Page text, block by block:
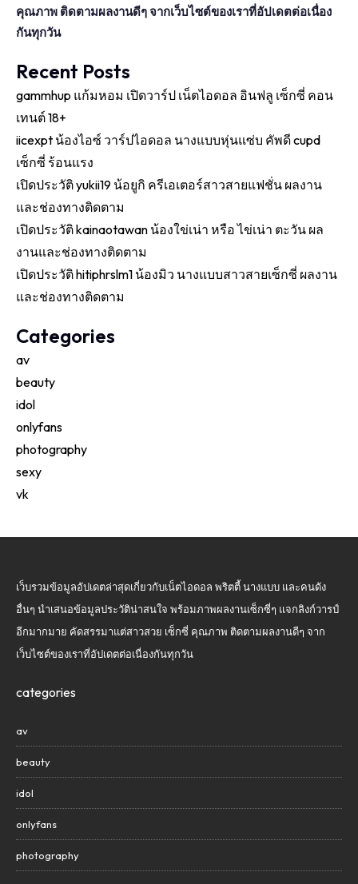
คุณภาพ ติดตามผลงานดีๆ จากเว็บไซต์ของเราที่อัปเดตต่อเนื่อง
กันทุกวัน
Recent Posts
gammhup แก้มหอม เปิดวาร์ป เน็ตไอดอล อินฟลู เซ็กซี่ คอน
เทนต์ 18+
iicexpt น้องไอซ์ วาร์ปไอดอล นางแบบหุ่นแซ่บ คัพดี cupd
เซ็กซี่ ร้อนแรง
เปิดประวัติ yukii19 น้อยูกิ ครีเอเตอร์สาวสายแฟชั่น ผลงาน
และช่องทางติดตาม
เปิดประวัติ kainaotawan น้องใข่เน่า หรือ ไข่เน่า ตะวัน ผล
งานและช่องทางติดตาม
เปิดประวัติ hitiphrslm1 น้องมิว นางแบบสาวสายเซ็กซี่ ผลงาน
และช่องทางติดตาม
Categories
av
beauty
idol
onlyfans
photography
sexy
vk
เว็บรวมข้อมูลอัปเดตล่าสุดเกี่ยวกับเน็ตไอดอล พริตตี้ นางแบบ และคนดัง
อื่นๆ นำเสนอข้อมูลประวัติน่าสนใจ พร้อมภาพผลงานเซ็กซี่ๆ แจกลิงก์วารป์
อีกมากมาย คัดสรรมาแต่สาวสวย เซ็กซี่ คุณภาพ ติดตามผลงานดีๆ จาก
เว็บไซต์ของเราที่อัปเดตต่อเนื่องกันทุกวัน
categories
av
beauty
idol
onlyfans
photography